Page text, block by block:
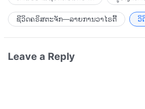
ຊີວິດຄຣິສຕະຈັກ—ລາຍການວາໄຣຕີ້ ວິ
Leave a Reply